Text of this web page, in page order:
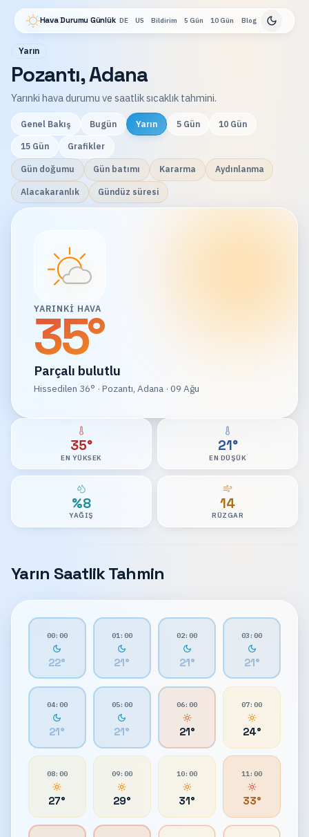
Hava Durumu Günlük DE US Bildirim 5 Gün 10 Gün Blog
Yarın
Pozantı, Adana
Yarınki hava durumu ve saatlik sıcaklık tahmini.
Genel Bakış Bugün Yarın 5 Gün 10 Gün
15 Gün Grafikler
Gün doğumu Gün batımı Kararma Aydınlanma
Alacakaranlık Gündüz süresi
YARINKI HAVA
35°
Parçalı bulutlu
Hissedilen 36° · Pozantı, Adana · 09 Ağu
35°
EN YÜKSEK
21°
EN DÜŞÜK
%8
YAĞIŞ
14
RÜZGAR
Yarın Saatlik Tahmin
00:00
22°
01:00
21°
02:00
21°
03:00
21°
04:00
21°
05:00
21°
06:00
21°
07:00
24°
08:00
27°
09:00
29°
10:00
31°
11:00
33°